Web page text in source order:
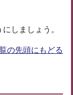
しましょう。
の先頭にもどる